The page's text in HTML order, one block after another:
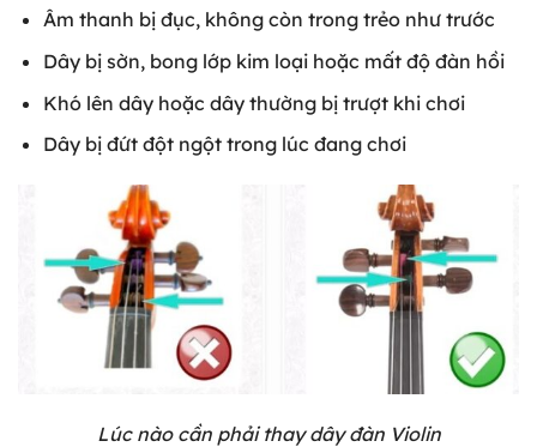
Âm thanh bị đục, không còn trong trẻo như trước
Dây bị sờn, bong lớp kim loại hoặc mất độ đàn hồi
Khó lên dây hoặc dây thường bị trượt khi chơi
Dây bị đứt đột ngột trong lúc đang chơi
Lúc nào cần phải thay dây đàn Violin